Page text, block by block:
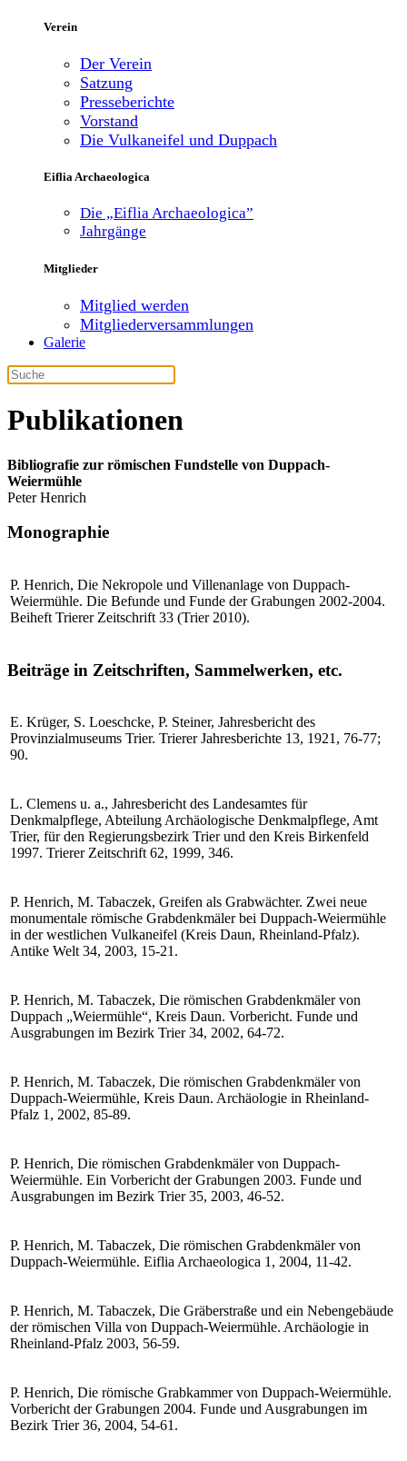
Verein
Der Verein
Satzung
Presseberichte
Vorstand
Die Vulkaneifel und Duppach
Eiflia Archaeologica
Die „Eiflia Archaeologica”
Jahrgänge
Mitglieder
Mitglied werden
Mitgliederversammlungen
Galerie
Publikationen
Bibliografie zur römischen Fundstelle von Duppach-
Weiermühle
Peter Henrich
Monographie
P. Henrich, Die Nekropole und Villenanlage von Duppach-
Weiermühle. Die Befunde und Funde der Grabungen 2002-2004.
Beiheft Trierer Zeitschrift 33 (Trier 2010).
Beiträge in Zeitschriften, Sammelwerken, etc.
E. Krüger, S. Loeschcke, P. Steiner, Jahresbericht des
Provinzialmuseums Trier. Trierer Jahresberichte 13, 1921, 76-77;
90.
L. Clemens u. a., Jahresbericht des Landesamtes für
Denkmalpflege, Abteilung Archäologische Denkmalpflege, Amt
Trier, für den Regierungsbezirk Trier und den Kreis Birkenfeld
1997. Trierer Zeitschrift 62, 1999, 346.
P. Henrich, M. Tabaczek, Greifen als Grabwächter. Zwei neue
monumentale römische Grabdenkmäler bei Duppach-Weiermühle
in der westlichen Vulkaneifel (Kreis Daun, Rheinland-Pfalz).
Antike Welt 34, 2003, 15-21.
P. Henrich, M. Tabaczek, Die römischen Grabdenkmäler von
Duppach „Weiermühle“, Kreis Daun. Vorbericht. Funde und
Ausgrabungen im Bezirk Trier 34, 2002, 64-72.
P. Henrich, M. Tabaczek, Die römischen Grabdenkmäler von
Duppach-Weiermühle, Kreis Daun. Archäologie in Rheinland-
Pfalz 1, 2002, 85-89.
P. Henrich, Die römischen Grabdenkmäler von Duppach-
Weiermühle. Ein Vorbericht der Grabungen 2003. Funde und
Ausgrabungen im Bezirk Trier 35, 2003, 46-52.
P. Henrich, M. Tabaczek, Die römischen Grabdenkmäler von
Duppach-Weiermühle. Eiflia Archaeologica 1, 2004, 11-42.
P. Henrich, M. Tabaczek, Die Gräberstraße und ein Nebengebäude
der römischen Villa von Duppach-Weiermühle. Archäologie in
Rheinland-Pfalz 2003, 56-59.
P. Henrich, Die römische Grabkammer von Duppach-Weiermühle.
Vorbericht der Grabungen 2004. Funde und Ausgrabungen im
Bezirk Trier 36, 2004, 54-61.